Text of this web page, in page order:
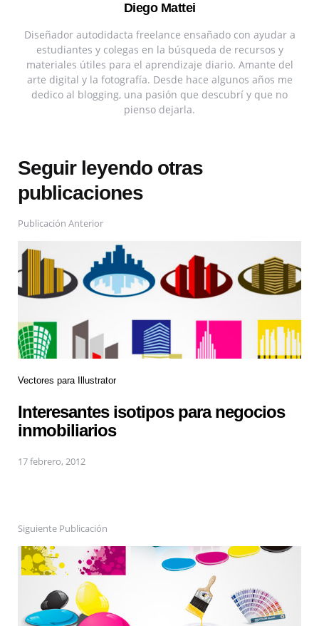
Diego Mattei
Diseñador autodidacta freelance ensañado con ayudar a
estudiantes y colegas en la búsqueda de recursos y
materiales útiles para el aprendizaje diario. Amante del
arte digital y la fotografía. Desde hace algunos años me
dedico al blogging, una pasión que descubrí y que no
pienso dejarla.
Seguir leyendo otras
publicaciones
Publicación Anterior
Vectores para Illustrator
Interesantes isotipos para negocios
inmobiliarios
17 febrero, 2012
Siguiente Publicación